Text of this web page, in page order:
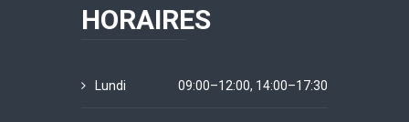
HORAIRES
Lundi 09:00–12:00, 14:00–17:30